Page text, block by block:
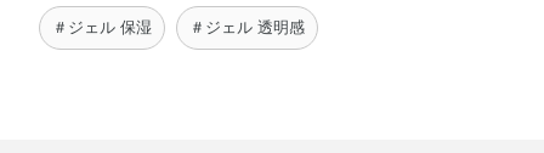
＃ジェル 保湿 ＃ジェル 透明感